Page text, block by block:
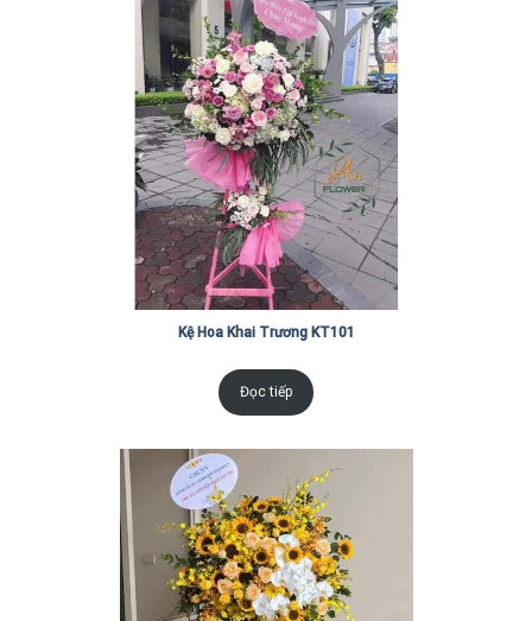
Kệ Hoa Khai Trương KT101
Đọc tiếp